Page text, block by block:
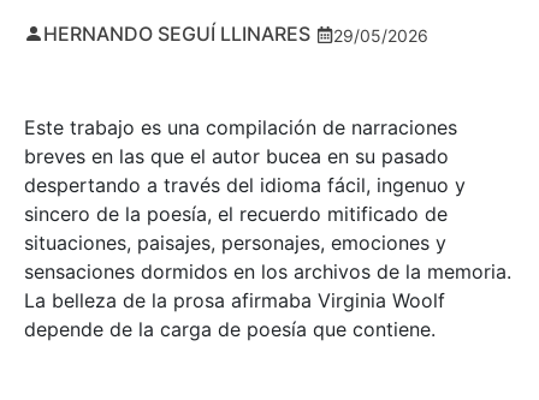
HERNANDO SEGUÍ LLINARES 29/05/2026
Este trabajo es una compilación de narraciones
breves en las que el autor bucea en su pasado
despertando a través del idioma fácil, ingenuo y
sincero de la poesía, el recuerdo mitificado de
situaciones, paisajes, personajes, emociones y
sensaciones dormidos en los archivos de la memoria.
La belleza de la prosa afirmaba Virginia Woolf
depende de la carga de poesía que contiene.